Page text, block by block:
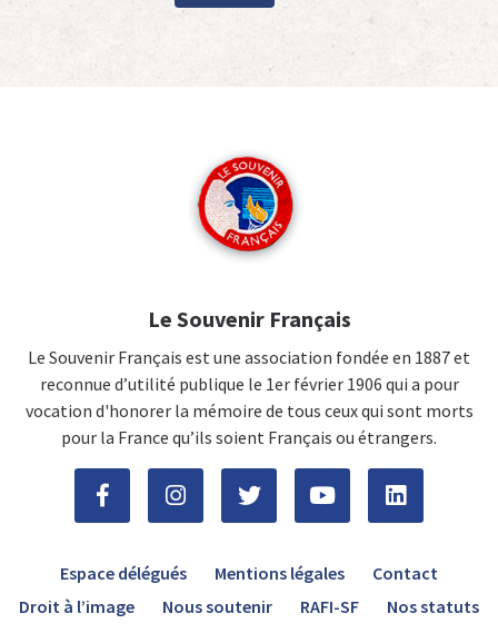
Le Souvenir Français
Le Souvenir Français est une association fondée en 1887 et
reconnue d’utilité publique le 1er février 1906 qui a pour
vocation d'honorer la mémoire de tous ceux qui sont morts
pour la France qu’ils soient Français ou étrangers.
Espace délégués Mentions légales
Contact
Droit à l’image
Nous soutenir RAFI-SF Nos statuts